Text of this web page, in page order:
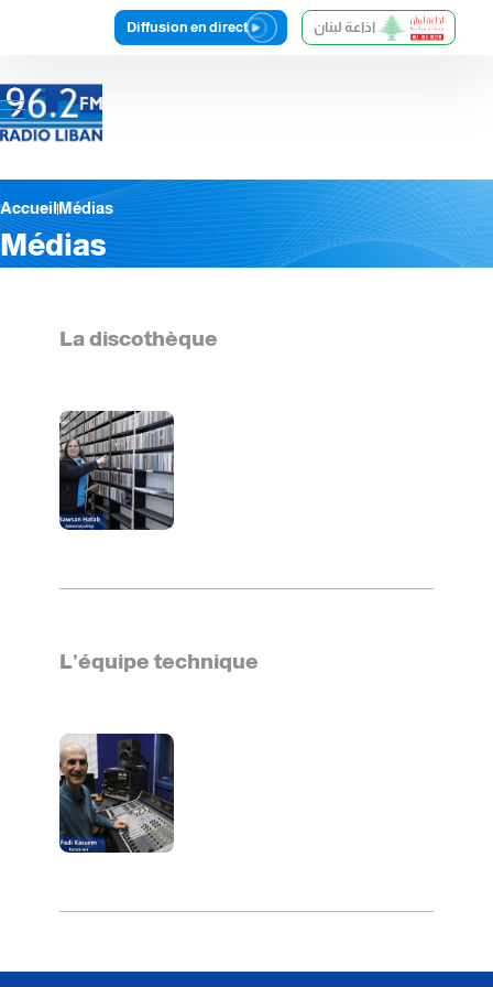
Diffusion en direct اذاعة لبنان
AccueilMédias
Médias
La discothèque
L’équipe technique